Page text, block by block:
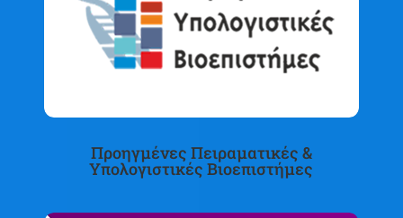
Προηγμένες Πειραματικές &
Υπολογιστικές Βιοεπιστήμες